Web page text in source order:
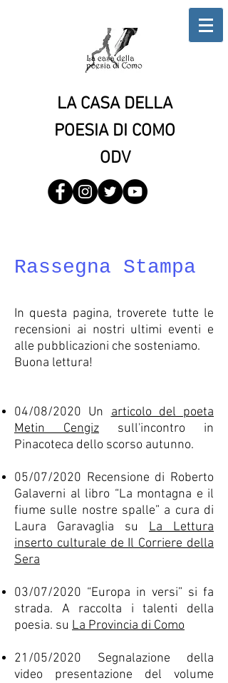
LA CASA DELLA
POESIA DI COMO
ODV
Rassegna Stampa
In questa pagina, troverete tutte le
recensioni ai nostri ultimi eventi ​e
alle pubblicazioni che sosteniamo.
Buona lettura!​
04/08/2020 Un articolo del poeta
Metin Cengiz sull'incontro in
Pinacoteca dello scorso autunno.
05/07/2020 Recensione di Roberto
Galaverni al libro “La montagna e il
fiume sulle nostre spalle” a cura di
Laura Garavaglia su La Lettura
inserto culturale de Il Corriere della
Sera
03/07/2020 “Europa in versi” si fa
strada. A raccolta i talenti della
poesia. su La Provincia di Como
21/05/2020 Segnalazione della
video presentazione del volume